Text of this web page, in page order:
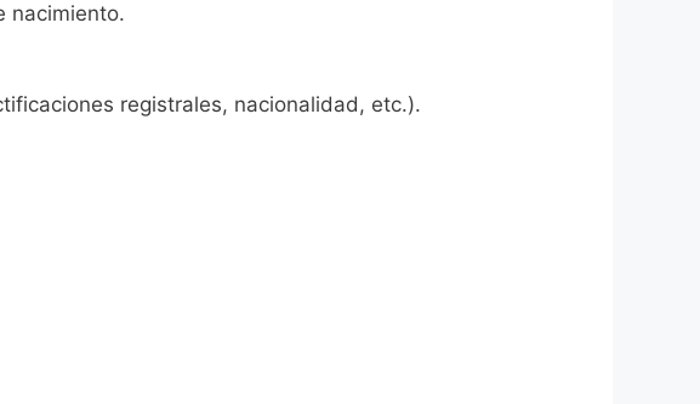
nacimiento.
registrales, nacionalidad, etc.).